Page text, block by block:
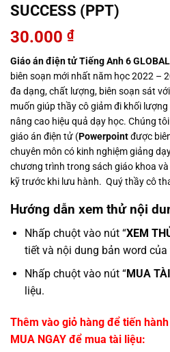
SUCCESS (PPT)
30.000 ₫
Giáo án điện tử Tiếng Anh 6
biên soạn mới nhất năm học 2022 –
đa dạng, chất lượng, biên soạn sát
muốn giúp thầy cô giảm đi khối
nâng cao hiệu quả dạy học. Chúng
giáo án điện tử (Powerpointđược
chuyên môn có kinh nghiệm giảng
chương trình trong sách giáo khoa
kỹ trước khi lưu hành. Quý thầy cô
Hướng dẫn xem thử nội
Nhấp chuột vào nút “XEM
tiết và nội dung bản word của
Nhấp chuột vào nút “MUA
liệu.
Thêm vào giỏ hàng để tiến
MUA NGAY để mua tài liệu: